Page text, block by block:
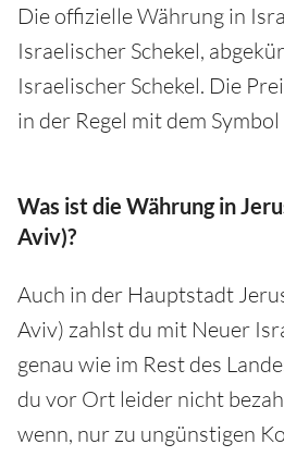
Die offizielle Währung in
Israelischer Schekel,
Israelischer Schekel. Die
in der Regel mit dem
Was ist die Währung in
Aviv)?
Auch in der Hauptstadt
Aviv) zahlst du mit Neuer
genau wie im Rest des
du vor Ort leider nicht
wenn, nur zu ungünstigen